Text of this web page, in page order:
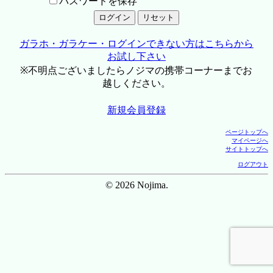
ガラホ・ガラケー・ログインできない方はこちらから
お試し下さい
※不明点ございましたらノジマの携帯コーナーまでお
越しください。
新規会員登録
ページトップへ
マイページへ
サイトトップへ
ログアウト
© 2026 Nojima.